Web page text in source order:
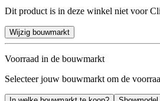
Dit product is in deze winkel niet voor
Wijzig bouwmarkt
Voorraad in de bouwmarkt
Selecteer jouw bouwmarkt om de